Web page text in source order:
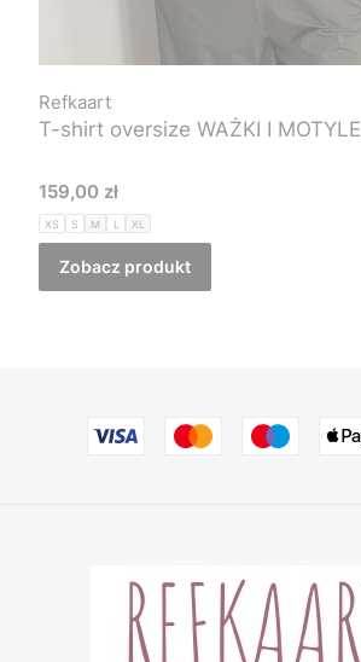
T-shirt oversize WAŻKI I MOTYLE
Refkaart
Cena
159,00 zł
XS S M L XL
Zobacz produkt